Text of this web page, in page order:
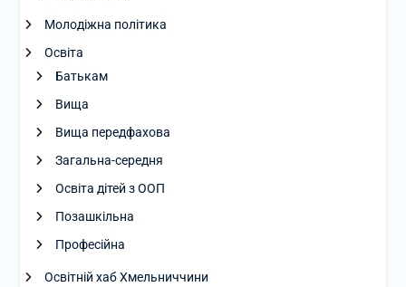
Молодіжна політика
Освіта
Батькам
Вища
Вища передфахова
Загальна-середня
Освіта дітей з ООП
Позашкільна
Професійна
Освітній хаб Хмельниччини